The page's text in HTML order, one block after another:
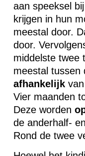
aan speeksel
krijgen in hun
meestal door.
door.
middelste twee
meestal tussen
afhankelijkvan
Vier maanden
Deze worden
de anderhalf-
Rond de twee